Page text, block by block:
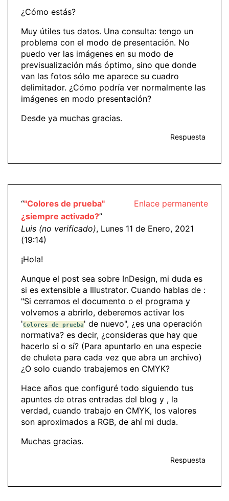
¿Cómo estás?
Muy útiles tus datos. Una consulta: tengo un
problema con el modo de presentación. No
puedo ver las imágenes en su modo de
previsualización más óptimo, sino que donde
van las fotos sólo me aparece su cuadro
delimitador. ¿Cómo podría ver normalmente las
imágenes en modo presentación?
Desde ya muchas gracias.
Respuesta
Enlace permanente
“"Colores de prueba"
¿siempre activado?”
Luis (no verificado), Lunes 11 de Enero, 2021
(19:14)
¡Hola!
Aunque el post sea sobre InDesign, mi duda es
si es extensible a Illustrator. Cuando hablas de :
"Si cerramos el documento o el programa y
volvemos a abrirlo, deberemos activar los
'Colores de prueba' de nuevo", ¿es una operación
normativa? es decir, ¿consideras que hay que
hacerlo sí o sí? (Para apuntarlo en una especie
de chuleta para cada vez que abra un archivo)
¿O solo cuando trabajemos en CMYK?
Hace años que configuré todo siguiendo tus
apuntes de otras entradas del blog y , la
verdad, cuando trabajo en CMYK, los valores
son aproximados a RGB, de ahí mi duda.
Muchas gracias.
Respuesta